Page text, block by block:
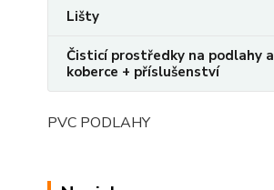
Lišty
Čisticí prostředky na podlahy a
koberce + příslušenství
PVC PODLAHY